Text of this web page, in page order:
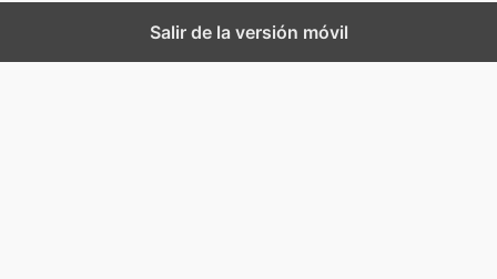
Salir de la versión móvil